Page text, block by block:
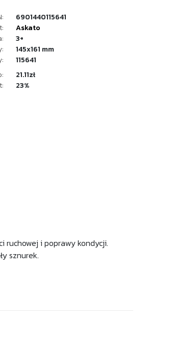
6901440115641
Askato
3+
145x161 mm
115641
21.11zł
23%
ruchowej i poprawy kondycji.
sznurek.